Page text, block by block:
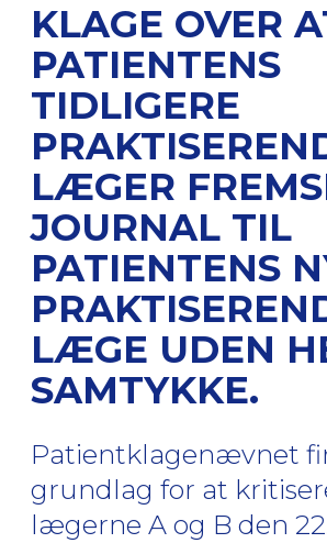
KLAGE OVER
PATIENTENS
TIDLIGERE
LÆGER
JOURNAL TIL
PATIENTENS
LÆGE UDEN
SAMTYKKE.
Patientklagenævnet
grundlag for at
lægerne A og B den